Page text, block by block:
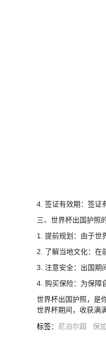
4. 签证有效期：签证
三、世界杯出国护照
1. 提前规划：由于世
2. 了解当地文化：在
3. 注意安全：出国期
4. 购买保险：为保障
世界杯出国护照，是
世界杯期间，收获满
标签： 尼泊尔超 保加